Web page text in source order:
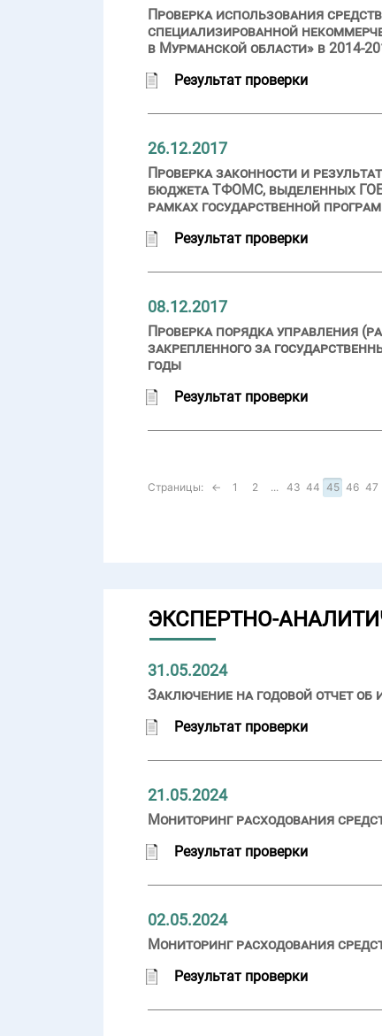
Проверка использования
специализированной
в Мурманской области» в 2014-
Результат проверки
26.12.2017
Проверка законности и
бюджета ТФОМС, выделенных
рамках государственной
Результат проверки
08.12.2017
Проверка порядка управления
закрепленного за
годы
Результат проверки
Страницы: ← 1 2 ... 43 44 45 46 47
ЭКСПЕРТНО-
31.05.2024
Заключение на годовой отчет об
Результат проверки
21.05.2024
Мониторинг расходования
Результат проверки
02.05.2024
Мониторинг расходования
Результат проверки